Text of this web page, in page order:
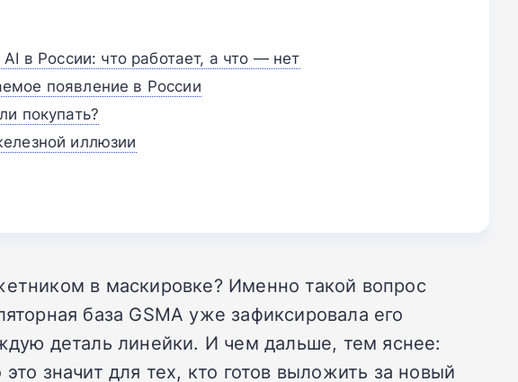
AI в России: что работает, а что — нет
появление в России
покупать?
иллюзии
в маскировке? Именно такой вопрос
база GSMA уже зафиксировала его
деталь линейки. И чем дальше, тем яснее:
значит для тех, кто готов выложить за новый